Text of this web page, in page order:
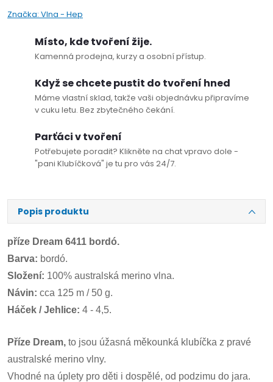
Značka: Vlna - Hep
Místo, kde tvoření žije.
Kamenná prodejna, kurzy a osobní přístup.
Když se chcete pustit do tvoření hned
Máme vlastní sklad, takže vaši objednávku připravíme
v cuku letu. Bez zbytečného čekání.
Parťáci v tvoření
Potřebujete poradit? Klikněte na chat vpravo dole -
"pani Klubíčková" je tu pro vás 24/7.
Popis produktu
příze Dream 6411 bordó.
Barva: bordó.
Složení: 100% australská merino vlna.
Návin: cca 125 m / 50 g.
Háček / Jehlice: 4 - 4,5.
Příze Dream, to jsou úžasná měkounká klubíčka z pravé
australské merino vlny.
Vhodné na úplety pro děti i dospělé, od podzimu do jara.